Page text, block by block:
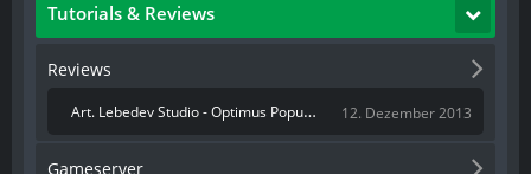
Tutorials & Reviews
Reviews
Art. Lebedev Studio - Optimus Popularis
12. Dezember 2013
Gameserver